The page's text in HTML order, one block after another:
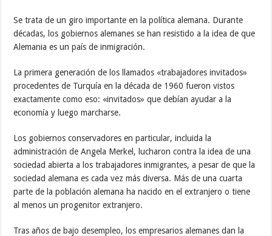
Se trata de un giro importante en la política alemana. Durante
décadas, los gobiernos alemanes se han resistido a la idea de que
Alemania es un país de inmigración.
La primera generación de los llamados «trabajadores invitados»
procedentes de Turquía en la década de 1960 fueron vistos
exactamente como eso: «invitados» que debían ayudar a la
economía y luego marcharse.
Los gobiernos conservadores en particular, incluida la
administración de Angela Merkel, lucharon contra la idea de una
sociedad abierta a los trabajadores inmigrantes, a pesar de que la
sociedad alemana es cada vez más diversa. Más de una cuarta
parte de la población alemana ha nacido en el extranjero o tiene
al menos un progenitor extranjero.
Tras años de bajo desempleo, los empresarios alemanes dan la